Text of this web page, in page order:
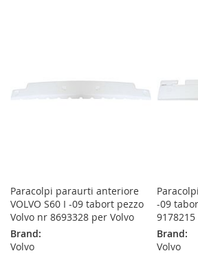
Paracolpi paraurti anteriore
VOLVO S60 I -09 tabort pezzo
Volvo nr 8693328 per Volvo
Brand:
Volvo
-09
9178215
Brand:
Volvo